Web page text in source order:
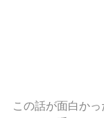
この話が面白かっ